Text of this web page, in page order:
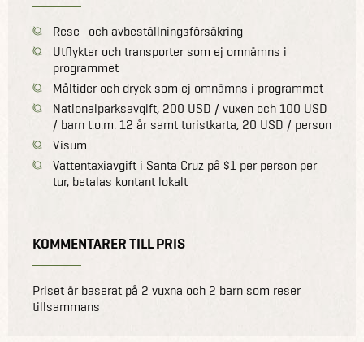
Rese- och avbeställningsförsäkring
Utflykter och transporter som ej omnämns i
programmet
Måltider och dryck som ej omnämns i programmet
Nationalparksavgift, 200 USD / vuxen och 100 USD
/ barn t.o.m. 12 år samt turistkarta, 20 USD / person
Visum
Vattentaxiavgift i Santa Cruz på $1 per person per
tur, betalas kontant lokalt
KOMMENTARER TILL PRIS
Priset är baserat på 2 vuxna och 2 barn som reser
tillsammans